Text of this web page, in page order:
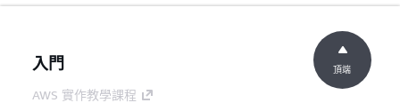
入門
AWS 實作教學課程
頂端